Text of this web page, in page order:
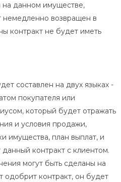
данном имуществе,
немедленно возвращен в
контракт не будет иметь
составлен на двух языках -
покупателя или
который будет отражать
и условия продажи,
имущества, план выплат, и
контракт с клиентом.
могут быть сделаны на
одобрит контракт, он будет